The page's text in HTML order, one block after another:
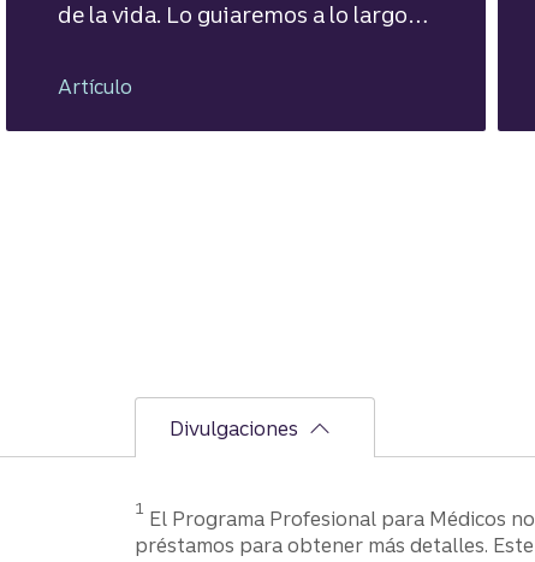
de la vida. Lo guiaremos a lo largo
un préstamo de casa.
Artículo
Divulgaciones
1 El Programa Profesional para Médicos
préstamos para obtener más detalles.